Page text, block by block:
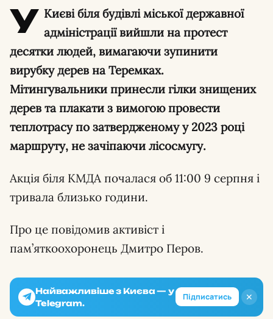
У Києві біля будівлі міської державної
адміністрації вийшли на протест
десятки людей, вимагаючи зупинити
вирубку дерев на Теремках.
Мітингувальники принесли гілки знищених
дерев та плакати з вимогою провести
теплотрасу по затвердженому у 2023 році
маршруту, не зачіпаючи лісосмугу.
Акція біля КМДА почалася об 11:00 9 серпня і
тривала близько години.
Про це повідомив активіст і
пам’яткоохоронець Дмитро Перов.
✕
Найважливіше з Києва — у
Telegram.
Підписатись